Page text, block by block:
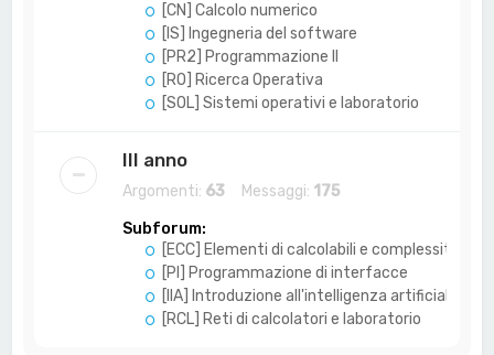
[CN] Calcolo numerico
[IS] Ingegneria del software
[PR2] Programmazione II
[RO] Ricerca Operativa
[SOL] Sistemi operativi e laboratorio
III anno
Argomenti: 63 Messaggi: 175
Subforum:
[ECC] Elementi di calcolabili e complessità
[PI] Programmazione di interfacce
[IIA] Introduzione all'intelligenza artificiale
[RCL] Reti di calcolatori e laboratorio